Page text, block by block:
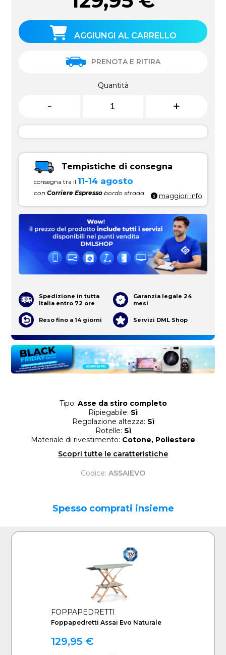
Tipo: Asse da stiro completo
Ripiegabile: Sì
Regolazione altezza: Sì
Rotelle: Sì
Materiale di rivestimento: Cotone, Poliestere
Scopri tutte le caratteristiche
Codice: ASSAIEVO
AGGIUNGI AL CARRELLO
PRENOTA E RITIRA
Quantità
- +
Tempistiche di consegna
consegna tra il 11-14 agosto
conCorriere Espresso bordo strada maggiori info
Spedizione in tutta
Italia entro 72 ore
Garanzia legale 24
mesi
Reso fino a 14 giorni Servizi DML Shop
Spesso comprati insieme
FOPPAPEDRETTI
Foppapedretti Assai Evo Naturale
129,95 €